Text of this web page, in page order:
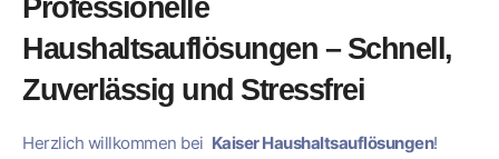
Professionelle
Haushaltsauflösungen – Schnell,
Zuverlässig und Stressfrei
Herzlich willkommen bei Kaiser Haushaltsauflösungen!